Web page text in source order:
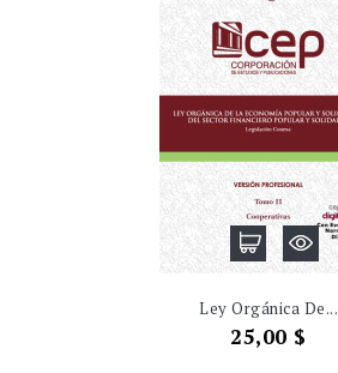
Ley Orgánica De...
Precio
25,00 $